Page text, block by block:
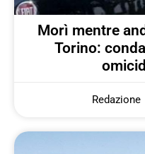
Morì mentre
Torino:
Redazione